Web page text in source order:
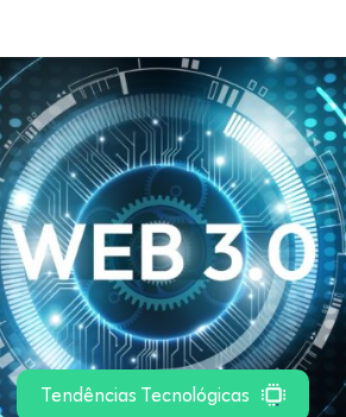
Tendências Tecnológicas